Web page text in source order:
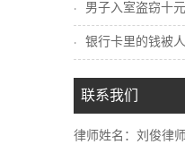
男子入室盗窃十
银行卡里的钱被
联系我们
律师姓名：刘俊律师